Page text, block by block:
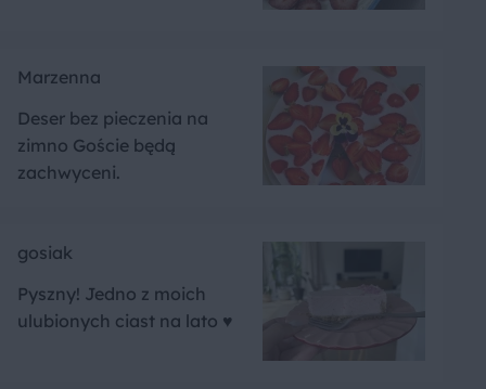
Marzenna
Deser bez pieczenia na
zimno Goście będą
zachwyceni.
gosiak
Pyszny! Jedno z moich
ulubionych ciast na lato ♥️